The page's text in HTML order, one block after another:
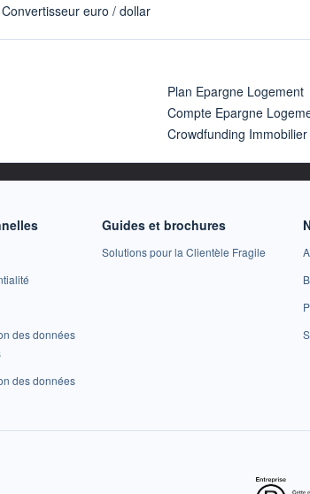
Convertisseur euro / dollar
Plan Epargne Logement
Compte Epargne
Crowdfunding Immobilier
des données
des données
Guides et brochures
Solutions pour la Clientèle Fragile